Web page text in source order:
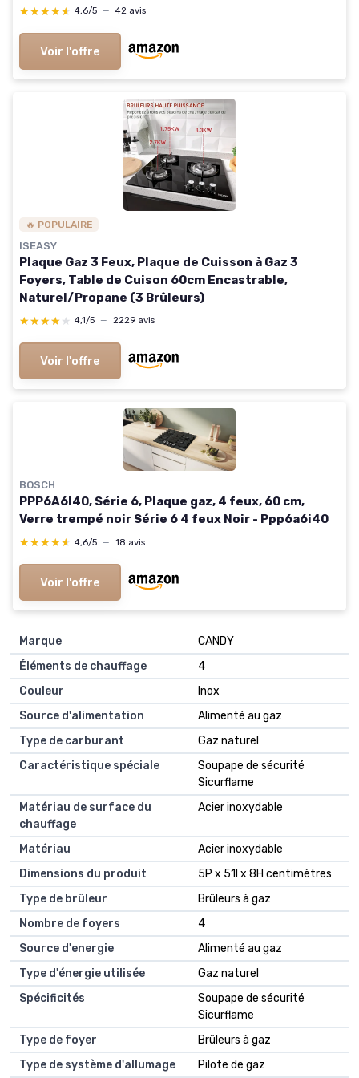
Surface Lisse
★★★★★
★★★★★ 4,6/5 — 42 avis
Voir l'offre
🔥 POPULAIRE
ISEASY
Plaque Gaz 3 Feux, Plaque de Cuisson à Gaz 3
Foyers, Table de Cuison 60cm Encastrable,
Naturel/Propane (3 Brûleurs)
★★★★★
★★★★★ 4,1/5 — 2229 avis
Voir l'offre
BOSCH
PPP6A6I40, Série 6, Plaque gaz, 4 feux, 60 cm,
Verre trempé noir Série 6 4 feux Noir - Ppp6a6i40
★★★★★
★★★★★ 4,6/5 — 18 avis
Voir l'offre
Marque
CANDY
Éléments de chauffage
4
Couleur
Inox
Source d'alimentation
Alimenté au gaz
Type de carburant
Gaz naturel
Caractéristique spéciale
Soupape de sécurité
Sicurflame
Matériau de surface du
chauffage
Acier inoxydable
Matériau
Acier inoxydable
Dimensions du produit
5P x 51l x 8H centimètres
Type de brûleur
Brûleurs à gaz
Nombre de foyers
4
Source d'energie
Alimenté au gaz
Type d'énergie utilisée
Gaz naturel
Spécificités
Soupape de sécurité
Sicurflame
Type de foyer
Brûleurs à gaz
Type de système d'allumage
Pilote de gaz